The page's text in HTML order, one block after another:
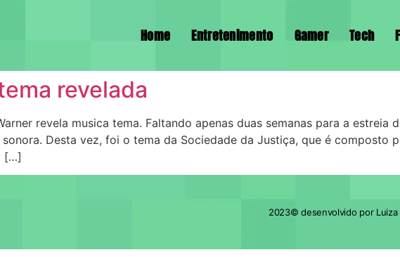
Home Entretenimento Gamer Tech
revelada
revela musica tema. Faltando apenas duas semanas para a estreia
Desta vez, foi o tema da Sociedade da Justiça, que é composto
[…]
2023© desenvolvido por